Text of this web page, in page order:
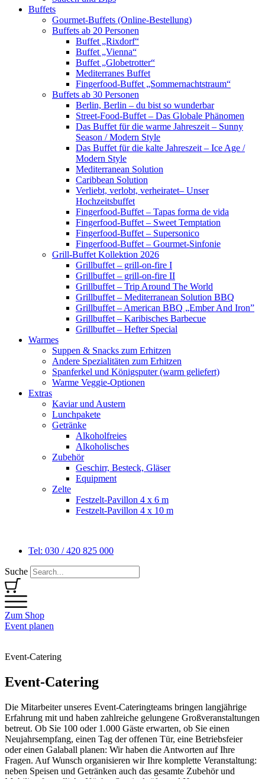
Buffets
Gourmet-Buffets (Online-Bestellung)
Buffets ab 20 Personen
Buffet „Rixdorf“
Buffet „Vienna“
Buffet „Globetrotter“
Mediterranes Buffet
Fingerfood-Buffet „Sommernachtstraum“
Buffets ab 30 Personen
Berlin, Berlin – du bist so wunderbar
Street-Food-Buffet – Das Globale Phänomen
Das Buffet für die warme Jahreszeit – Sunny
Season / Modern Style
Das Buffet für die kalte Jahreszeit – Ice Age /
Modern Style
Mediterranean Solution
Caribbean Solution
Verliebt, verlobt, verheiratet– Unser
Hochzeitsbuffet
Fingerfood-Buffet – Tapas forma de vida
Fingerfood-Buffet – Sweet Temptation
Fingerfood-Buffet – Supersonico
Fingerfood-Buffet – Gourmet-Sinfonie
Grill-Buffet Kollektion 2026
Grillbuffet – grill-on-fire I
Grillbuffet – grill-on-fire II
Grillbuffet – Trip Around The World
Grillbuffet – Mediterranean Solution BBQ
Grillbuffet – American BBQ „Ember And Iron”
Grillbuffet – Karibisches Barbecue
Grillbuffet – Hefter Special
Warmes
Suppen & Snacks zum Erhitzen
Andere Spezialitäten zum Erhitzen
Spanferkel und Königsputer (warm geliefert)
Warme Veggie-Optionen
Extras
Kaviar und Austern
Lunchpakete
Getränke
Alkoholfreies
Alkoholisches
Zubehör
Geschirr, Besteck, Gläser
Equipment
Zelte
Festzelt-Pavillon 4 x 6 m
Festzelt-Pavillon 4 x 10 m
Tel: 030 / 420 825 000
Suche
Zum Shop
Event planen
Event-Catering
Event-Catering
Die Mitarbeiter unseres Event-Cateringteams bringen langjährige
Erfahrung mit und haben zahlreiche gelungene Großveranstaltungen
betreut. Ob Sie 100 oder 1.000 Gäste erwarten, ob Sie einen
Neujahrsempfang, einen Tag der offenen Tür, eine Betriebsfeier
oder einen Galaball planen: Wir haben die Antworten auf Ihre
Fragen. Auf Wunsch organisieren wir Ihre komplette Veranstaltung:
neben Speisen und Getränken auch das gesamte Zubehör und